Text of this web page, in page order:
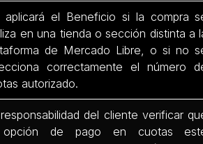
aplicará el Beneficio si la compra
en una tienda o sección distinta a
de Mercado Libre, o si no
correctamente el número
autorizado.
del cliente verificar
de pago en cuotas